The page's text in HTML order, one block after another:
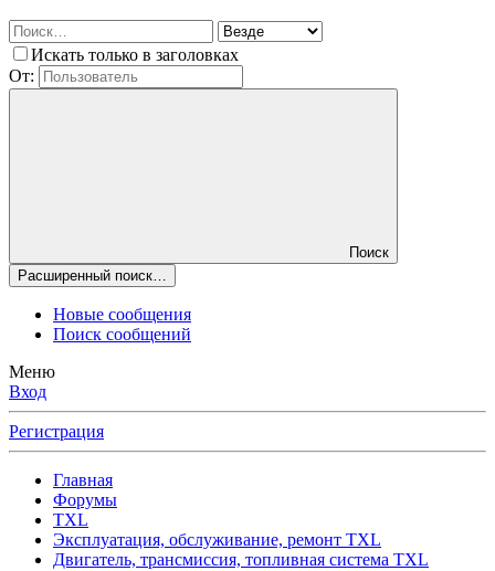
Искать только в заголовках
От:
Поиск
Расширенный поиск…
Новые сообщения
Поиск сообщений
Меню
Вход
Регистрация
Главная
Форумы
TXL
Эксплуатация, обслуживание, ремонт TXL
Двигатель, трансмиссия, топливная система TXL